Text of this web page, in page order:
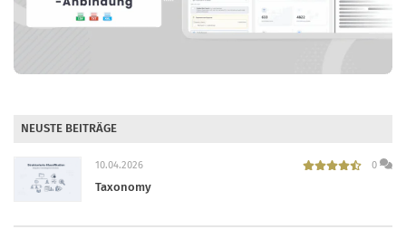
NEUSTE BEITRÄGE
10.04.2026 0
Taxonomy